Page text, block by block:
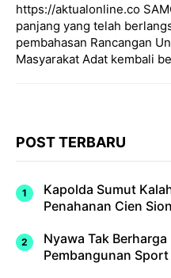
https://aktualonline.co
panjang yang telah
pembahasan Rancangan
Masyarakat Adat kembali
POST TERBARU
Kapolda Sumut
Penahanan Cien
Nyawa Tak
Pembangunan